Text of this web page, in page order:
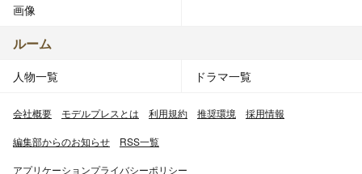
画像
ルーム
人物一覧 ドラマ一覧
会社概要 モデルプレスとは 利用規約 推奨環境 採用情報
編集部からのお知らせ RSS一覧
アプリケーションプライバシーポリシー